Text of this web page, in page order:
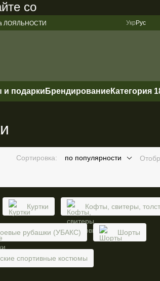
составляет 200 грн
ЛОЯЛЬНОСТИ
Укр Рус
подарки БрендированиеКатегория
Сортировка: по популярности
Куртки Кофты, свитеры,
рубашки (УБАКС) Шорты
спортивные костюмы